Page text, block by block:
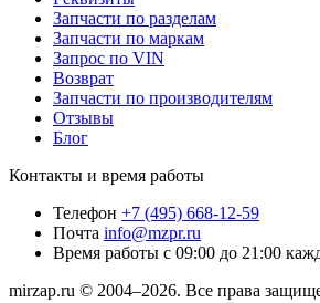
Запчасти по разделам
Запчасти по маркам
Запрос по VIN
Возврат
Запчасти по производителям
Отзывы
Блог
Контакты и время работы
Телефон +7 (495) 668-12-59
Почта info@mzpr.ru
Время работы с 09:00 до 21:00
mirzap.ru © 2004–2026. Все права